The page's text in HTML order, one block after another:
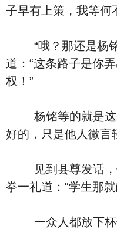
子早有上策，我等何
“哦？那还是杨铭
道：“这条路子是你
权！”
杨铭等的就是这
好的，只是他人微言
见到县尊发话，
拳一礼道：“学生那
一众人都放下杯